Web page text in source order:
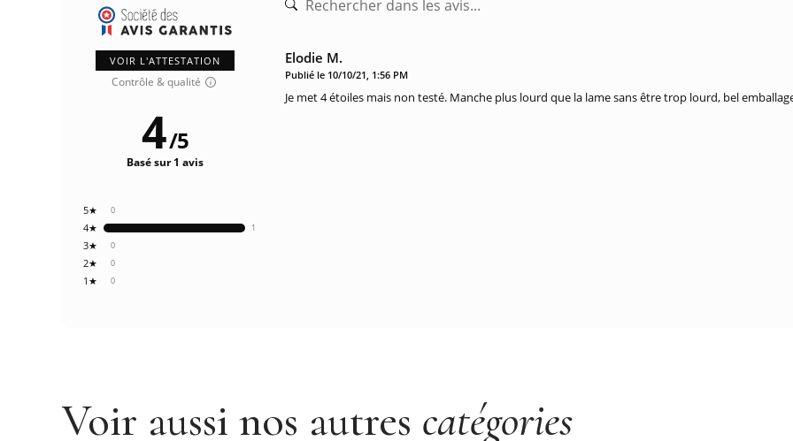
VOIR L'ATTESTATION
Contrôle & qualité
0
1★
0
2★
0
3★
1
4★
0
5★
4/5
Basé sur 1 avis
Elodie M.
Publié le 10/10/21, 1:56 PM
Je met 4 étoiles mais non testé. Manche plus lourd que la lame sans être trop lourd, bel
Voir aussi nos autres catégories